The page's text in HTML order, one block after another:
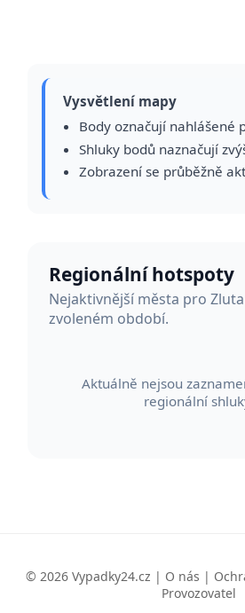
Vysvětlení mapy
Body označují nahlášené
Shluky bodů naznačují
Zobrazení se průběžně
Regionální hotspoty
Nejaktivnější města pro
zvoleném období.
Aktuálně nejsou
regionální
© 2026 Vypadky24.cz | O nás |
Provozovatel